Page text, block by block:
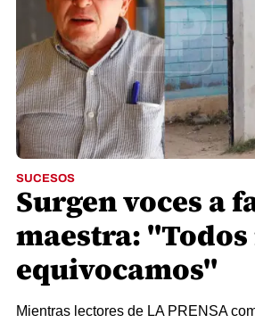
SUCESOS
Surgen voces a
maestra: "Todos
equivocamos"
Mientras lectores de LA PRENSA